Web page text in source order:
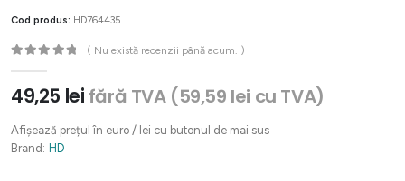
Cod produs: HD764435
( Nu există recenzii până acum. )
49,25 lei fără TVA (59,59 lei cu TVA)
Afișează prețul în euro / lei cu butonul de mai sus
Brand: HD